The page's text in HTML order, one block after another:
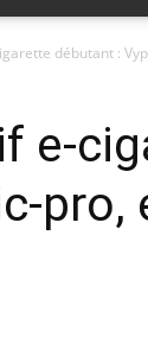
débutant :
e-
pro,